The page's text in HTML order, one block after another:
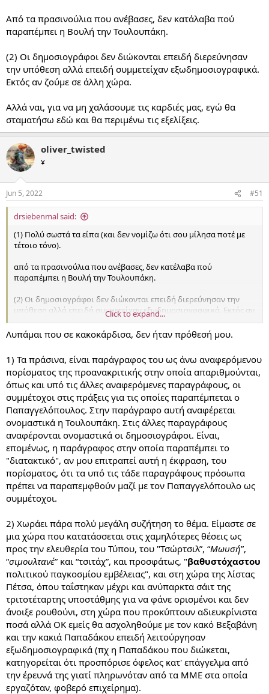
Από τα πρασινούλια που ανέβασες, δεν κατάλαβα πού
παραπέμπει η Βουλή την Τουλουπάκη.
(2) Οι δημοσιογράφοι δεν διώκονται επειδή διερεύνησαν
την υπόθεση αλλά επειδή συμμετείχαν εξωδημοσιογραφικά.
Εκτός αν ζούμε σε άλλη χώρα.
Αλλά ναι, για να μη χαλάσουμε τις καρδιές μας, εγώ θα
σταματήσω εδώ και θα περιμένω τις εξελίξεις.
oliver_twisted
¥
Jun 5, 2022 #51
drsiebenmal said:
(1) Πολύ σωστά τα είπα (και δεν νομίζω ότι σου μίλησα ποτέ με
τέτοιο τόνο).
από τα πρασινούλια που ανέβασες, δεν κατέλαβα πού
παραπέμπει η Βουλή την Τουλουπάκη.
(2) Οι δημοσιογράφοι δεν διώκονται επειδή διερεύνησαν την
υπόθεση αλλά επειδή συμμετείχαν εξωδημοσιογραφικά. Εκτός αν
ζούμε σε άλλη χώρα.
Αλλά ναι, για να μη χαλάσουμε τις καρδιές μας, εγώ θα σταματήσω
εδώ και θα περιμένω τις εξελίξεις.
Click to expand...
Λυπάμαι που σε κακοκάρδισα, δεν ήταν πρόθεσή μου.
1) Τα πράσινα, είναι παράγραφος του ως άνω αναφερόμενου
πορίσματος της προανακριτικής στην οποία απαριθμούνται,
όπως και υπό τις άλλες αναφερόμενες παραγράφους, οι
συμμέτοχοι στις πράξεις για τις οποίες παραπέμπεται ο
Παπαγγελόπουλος. Στην παράγραφο αυτή αναφέρεται
ονομαστικά η Τουλουπάκη. Στις άλλες παραγράφους
αναφέρονται ονομαστικά οι δημοσιογράφοι. Είναι,
επομένως, η παράγραφος στην οποία παραπέμπει το
"διατακτικό", αν μου επιτραπεί αυτή η έκφραση, του
πορίσματος, ότι τα υπό τις τάδε παραγράφους πρόσωπα
πρέπει να παραπεμφθούν μαζί με τον Παπαγγελόπουλο ως
συμμέτοχοι.
2) Χωράει πάρα πολύ μεγάλη συζήτηση το θέμα. Είμαστε σε
μια χώρα που κατατάσσεται στις χαμηλότερες θέσεις ως
προς την ελευθερία του Τύπου, του "Τσώρτσιλ”, “Μωυσή”,
“σιμουλτανέ” και “τσιτάχ”, και προσφάτως, "βαθυστόχαστου
πολιτικού παγκοσμίου εμβέλειας", και στη χώρα της λίστας
Πέτσα, όπου ταΐστηκαν μέχρι και ανύπαρκτα σάιτ της
τριτοτέταρτης υποστάθμης για να φάνε ορισμένοι και δεν
άνοιξε ρουθούνι, στη χώρα που προκύπτουν αδιευκρίνιστα
ποσά αλλά ΟΚ εμείς θα ασχοληθούμε με τον κακό Βεξαβάνη
και την κακιά Παπαδάκου επειδή λειτούργησαν
εξωδημοσιογραφικά (πχ η Παπαδάκου που διώκεται,
κατηγορείται ότι προσπόρισε όφελος κατ' επάγγελμα από
την έρευνά της γιατί πληρωνόταν από τα ΜΜΕ στα οποία
εργαζόταν, φοβερό επιχείρημα).